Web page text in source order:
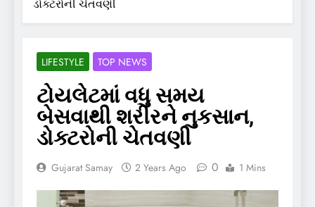
ડોક્ટરોની ચેતવણી
LIFESTYLE TOP NEWS
ટોયલેટમાં વધુ સમય
બેસવાથી શરીરને નુકસાન,
ડોક્ટરોની ચેતવણી
Gujarat Samay 2 Years Ago 0 1 Mins